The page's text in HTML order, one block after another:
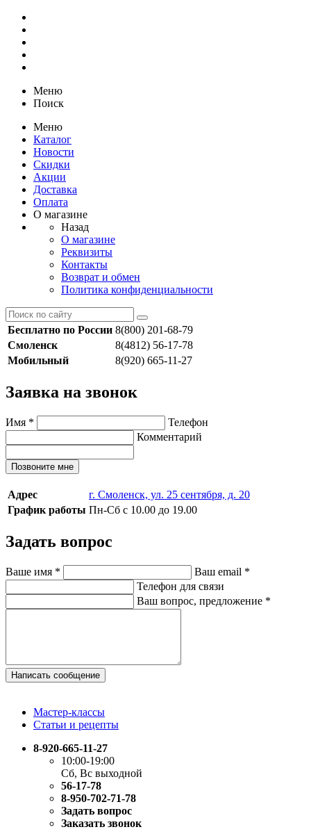
Меню
Поиск
Меню
Каталог
Новости
Скидки
Акции
Доставка
Оплата
О магазине
Назад
О магазине
Реквизиты
Контакты
Возврат и обмен
Политика конфиденциальности
Бесплатно по России 8(800) 201-68-79
Смоленск
8(4812) 56-17-78
Мобильный
8(920) 665-11-27
Заявка на звонок
Имя *
Телефон
Комментарий
Позвоните мне
Адрес
г. Смоленск, ул. 25 сентября, д. 20
График работы Пн-Сб с 10.00 до 19.00
Задать вопрос
Ваше имя * Ваш email *
Телефон для связи
Ваш вопрос, предложение *
Написать сообщение
Мастер-классы
Статьи и рецепты
8-920-665-11-27
10:00-19:00
Сб, Вс выходной
56-17-78
8-950-702-71-78
Задать вопрос
Заказать звонок